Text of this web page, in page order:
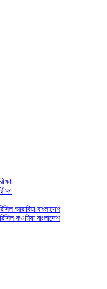
আরাবিয়া বাংলাদেশ
কওমিয়া বাংলাদেশ